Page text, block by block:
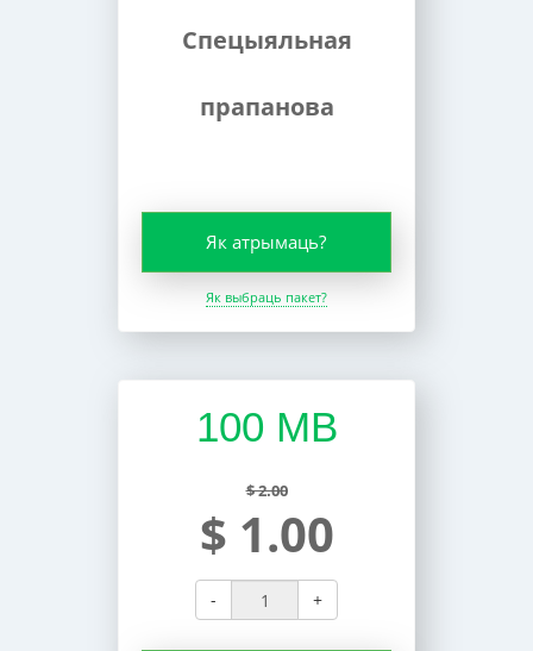
Спецыяльная
прапанова
Як атрымаць?
Як выбраць пакет?
100 MB
$ 2.00
$ 1.00
- +